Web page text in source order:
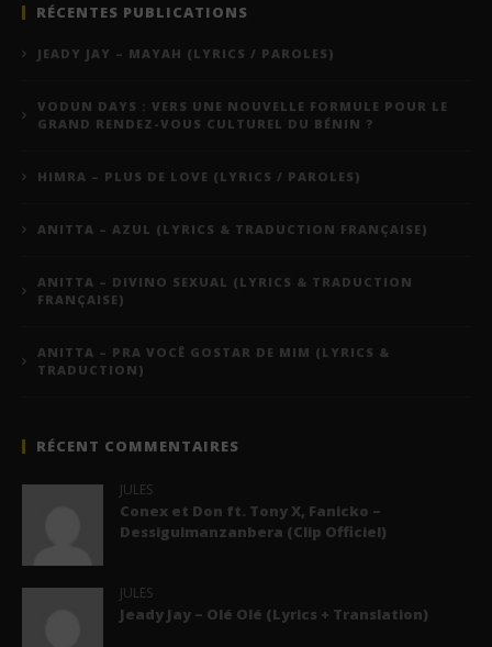
RÉCENTES PUBLICATIONS
JEADY JAY – MAYAH (LYRICS / PAROLES)
VODUN DAYS : VERS UNE NOUVELLE FORMULE POUR LE
GRAND RENDEZ-VOUS CULTUREL DU BÉNIN ?
HIMRA – PLUS DE LOVE (LYRICS / PAROLES)
ANITTA – AZUL (LYRICS & TRADUCTION FRANÇAISE)
ANITTA – DIVINO SEXUAL (LYRICS & TRADUCTION
FRANÇAISE)
ANITTA – PRA VOCÊ GOSTAR DE MIM (LYRICS &
TRADUCTION)
RÉCENT COMMENTAIRES
JULES
Conex et Don ft. Tony X, Fanicko –
Dessiguimanzanbera (Clip Officiel)
JULES
Jeady Jay – Olé Olé (Lyrics + Translation)